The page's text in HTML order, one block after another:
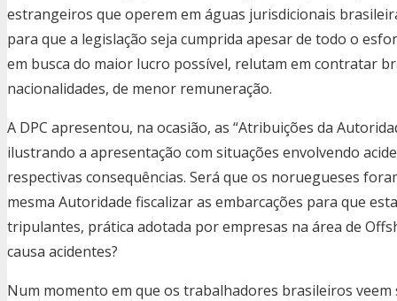
estrangeiros que operem em águas jurisdicionais
para que a legislação seja cumprida apesar de todo o
em busca do maior lucro possível, relutam em contratar
nacionalidades, de menor remuneração.
A DPC apresentou, na ocasião, as “Atribuições da
ilustrando a apresentação com situações envolvendo
respectivas consequências. Será que os noruegueses
mesma Autoridade fiscalizar as embarcações para que
tripulantes, prática adotada por empresas na área de
causa acidentes?
Num momento em que os trabalhadores brasileiros